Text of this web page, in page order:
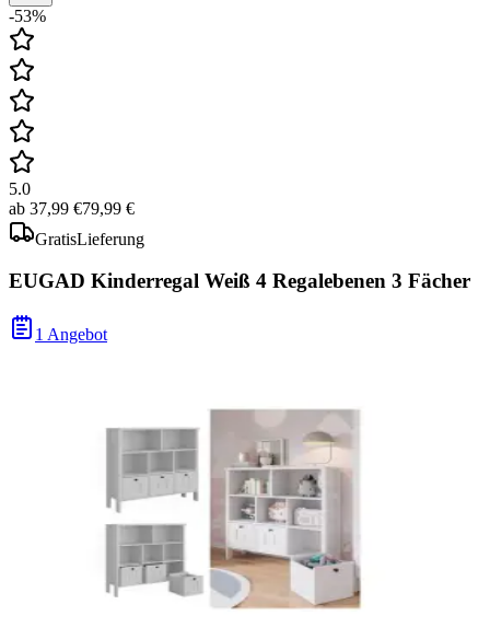
-53%
5.0
ab 37,99 €79,99 €
GratisLieferung
EUGAD Kinderregal Weiß 4 Regalebenen 3 Fächer
1 Angebot